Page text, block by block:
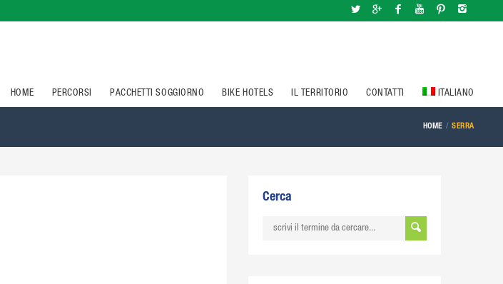
HOME PERCORSI PACCHETTI SOGGIORNO BIKE HOTELS IL TERRITORIO CONTATTI ITALIANO
HOME SERRA
Cerca